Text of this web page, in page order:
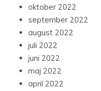
oktober 2022
september 2022
august 2022
juli 2022
juni 2022
maj 2022
april 2022